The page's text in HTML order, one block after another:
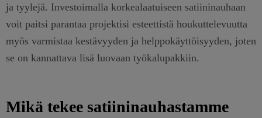
ja tyylejä. Investoimalla korkealaatuiseen satiininauhaan
voit paitsi parantaa projektisi esteettistä houkuttelevuutta
myös varmistaa kestävyyden ja helppokäyttöisyyden, joten
se on kannattava lisä luovaan työkalupakkiin.
Mikä tekee satiininauhastamme